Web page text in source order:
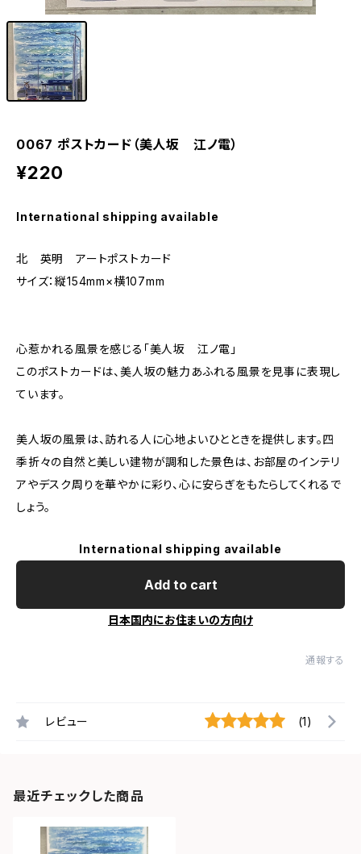
0067 ポストカード（美人坂 江ノ電）
¥220
International shipping available
北 英明 アートポストカード
サイズ：縦154mm×横107mm
心惹かれる風景を感じる「美人坂 江ノ電」
このポストカードは、美人坂の魅力あふれる風景を見事に表現し
ています。
美人坂の風景は、訪れる人に心地よいひとときを提供します。四
季折々の自然と美しい建物が調和した景色は、お部屋のインテリ
アやデスク周りを華やかに彩り、心に安らぎをもたらしてくれるで
しょう。
International shipping available
Add to cart
日本国内にお住まいの方向け
通報する
レビュー (1)
最近チェックした商品